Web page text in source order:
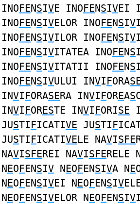
INOFENSIVE INOFENSIVEI
INOFENSIVELOR INOFENSIV
INOFENSIVILOR INOFENSIV
INOFENSIVITATEA INOFENSI
INOFENSIVITATII INOFENSI
INOFENSIVULUI INVIFORA
INVIFORASERA INVIFOREAS
INVIFORESTE INVIFORISE
JUSTIFICATIVE JUSTIF
JUSTIFICATIVELE NAVISFE
NAVISFEREI NAVISFERELE
NEOFENSIV NEOFENSIVA NE
NEOFENSIVEI NEOFENSIV
NEOFENSIVELOR NEOFENSIV